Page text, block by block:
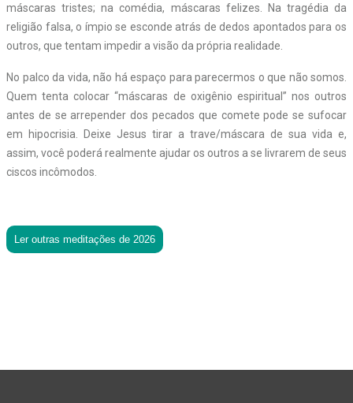
máscaras tristes; na comédia, máscaras felizes. Na tragédia da
religião falsa, o ímpio se esconde atrás de dedos apontados para os
outros, que tentam impedir a visão da própria realidade.
No palco da vida, não há espaço para parecermos o que não somos.
Quem tenta colocar “máscaras de oxigênio espiritual” nos outros
antes de se arrepender dos pecados que comete pode se sufocar
em hipocrisia. Deixe Jesus tirar a trave/máscara de sua vida e,
assim, você poderá realmente ajudar os outros a se livrarem de seus
ciscos incômodos.
Ler outras meditações de 2026